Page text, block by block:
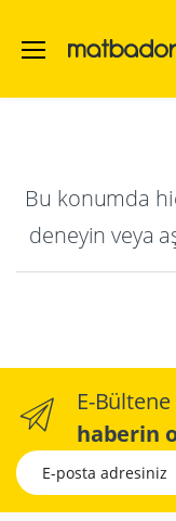
Bu konumda
deneyin veya
E-
haberin
E-posta adresiniz